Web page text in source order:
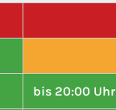
bis 20:00 Uhr